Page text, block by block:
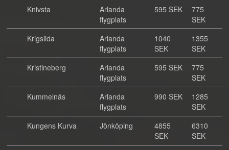
Knivsta
Arlanda
flygplats
595 SEK
775
SEK
Krigslida
Arlanda
flygplats
1040
SEK
1355
SEK
Kristineberg
Arlanda
flygplats
595 SEK
775
SEK
Kummelnäs
Arlanda
flygplats
990 SEK
1285
SEK
Kungens Kurva
Jönköping
4855
SEK
6310
SEK